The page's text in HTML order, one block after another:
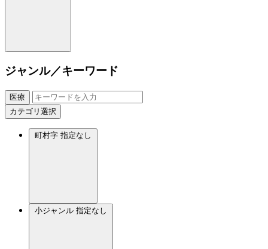
ジャンル／キーワード
医療
カテゴリ選択
町村字 指定なし
小ジャンル 指定なし